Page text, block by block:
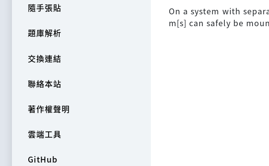
隨手張貼
題庫解析
交換連結
聯絡本站
著作權聲明
雲端工具
GitHub
On a system with
m[s] can safely be